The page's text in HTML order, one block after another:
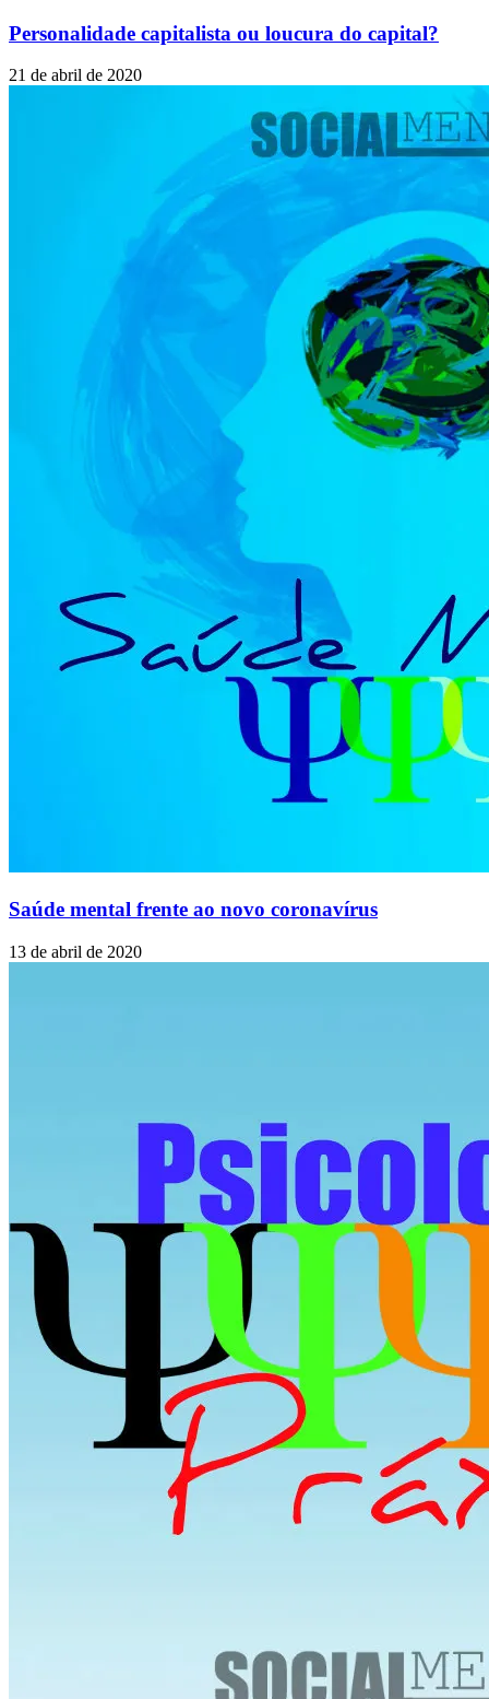
Personalidade capitalista ou loucura do capital?
21 de abril de 2020
Saúde mental frente ao novo coronavírus
13 de abril de 2020